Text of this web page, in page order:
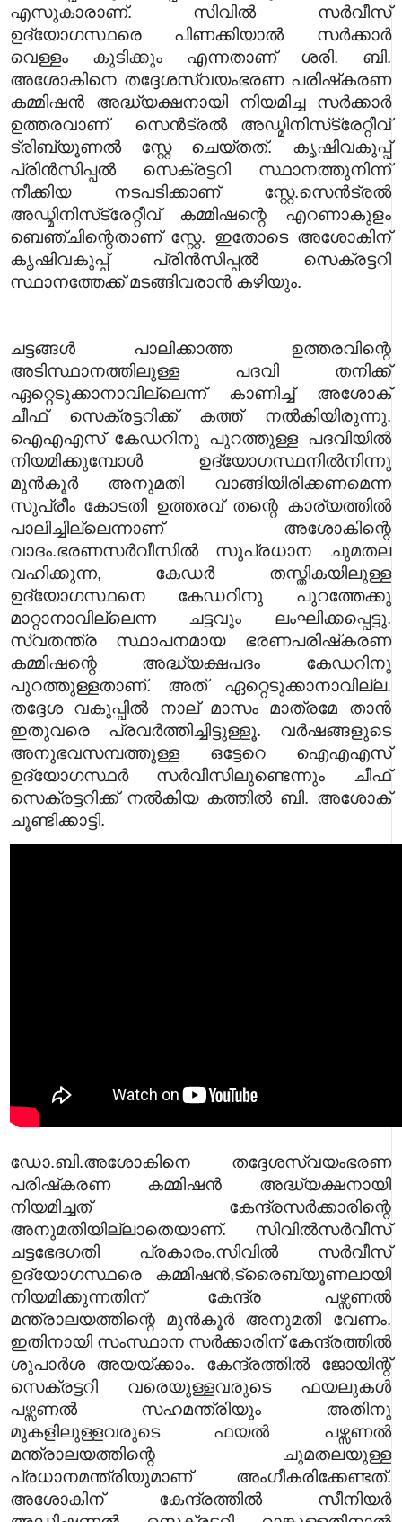
എസുകാരാണ്. സിവിൽ സർവീസ്
ഉദ്യോഗസ്ഥരെ പിണക്കിയാൽ സർക്കാർ
വെള്ളം കുടിക്കും എന്നതാണ് ശരി. ബി.
അശോകിനെ തദ്ദേശസ്വയംഭരണ പരിഷ്‌കരണ
കമ്മിഷൻ അദ്ധ്യക്ഷനായി നിയമിച്ച സർക്കാർ
ഉത്തരവാണ് സെൻട്രൽ അഡ്മിനിസ്‌ട്രേറ്റീവ്
ട്രിബ്യൂണൽ സ്റ്റേ ചെയ്തത്. കൃഷിവകുപ്പ്
പ്രിൻസിപ്പൽ സെക്രട്ടറി സ്ഥാനത്തുനിന്ന്
നീക്കിയ നടപടിക്കാണ് സ്റ്റേ.സെൻട്രൽ
അഡ്മിനിസ്‌ട്രേറ്റീവ് കമ്മിഷന്റെ എറണാകുളം
ബെഞ്ചിന്റെതാണ് സ്റ്റേ. ഇതോടെ അശോകിന്
കൃഷിവകുപ്പ് പ്രിൻസിപ്പൽ സെക്രട്ടറി
സ്ഥാനത്തേക്ക് മടങ്ങിവരാൻ കഴിയും.
ചട്ടങ്ങൾ പാലിക്കാത്ത ഉത്തരവിന്റെ
അടിസ്ഥാനത്തിലുള്ള പദവി തനിക്ക്
ഏറ്റെടുക്കാനാവില്ലെന്ന് കാണിച്ച് അശോക്
ചീഫ് സെക്രട്ടറിക്ക് കത്ത് നൽകിയിരുന്നു.
ഐഎഎസ് കേഡറിനു പുറത്തുള്ള പദവിയിൽ
നിയമിക്കുമ്പോൾ ഉദ്യോഗസ്ഥനിൽനിന്നു
മുൻകൂർ അനുമതി വാങ്ങിയിരിക്കണമെന്ന
സുപ്രീം കോടതി ഉത്തരവ് തന്റെ കാര്യത്തിൽ
പാലിച്ചില്ലെന്നാണ് അശോകിന്റെ
വാദം.ഭരണസർവീസിൽ സുപ്രധാന ചുമതല
വഹിക്കുന്ന, കേഡർ തസ്തികയിലുള്ള
ഉദ്യോഗസ്ഥനെ കേഡറിനു പുറത്തേക്കു
മാറ്റാനാവില്ലെന്ന ചട്ടവും ലംഘിക്കപ്പെട്ടു.
സ്വതന്ത്ര സ്ഥാപനമായ ഭരണപരിഷ്‌കരണ
കമ്മിഷന്റെ അദ്ധ്യക്ഷപദം കേഡറിനു
പുറത്തുള്ളതാണ്. അത് ഏറ്റെടുക്കാനാവില്ല.
തദ്ദേശ വകുപ്പിൽ നാല് മാസം മാത്രമേ താൻ
ഇതുവരെ പ്രവർത്തിച്ചിട്ടുള്ളൂ. വർഷങ്ങളുടെ
അനുഭവസമ്പത്തുള്ള ഒട്ടേറെ ഐഎഎസ്
ഉദ്യോഗസ്ഥർ സർവീസിലുണ്ടെന്നും ചീഫ്
സെക്രട്ടറിക്ക് നൽകിയ കത്തിൽ ബി. അശോക്
ചൂണ്ടിക്കാട്ടി.
ഡോ.ബി.അശോകിനെ തദ്ദേശസ്വയംഭരണ
പരിഷ്‌കരണ കമ്മിഷൻ അദ്ധ്യക്ഷനായി
നിയമിച്ചത് കേന്ദ്രസർക്കാരിന്റെ
അനുമതിയില്ലാതെയാണ്. സിവിൽസർവീസ്
ചട്ടഭേദഗതി പ്രകാരം,സിവിൽ സർവീസ്
ഉദ്യോഗസ്ഥരെ കമ്മിഷൻ,ട്രൈബ്യൂണലായി
നിയമിക്കുന്നതിന് കേന്ദ്ര പഴ്സണൽ
മന്ത്രാലയത്തിന്റെ മുൻകൂർ അനുമതി വേണം.
ഇതിനായി സംസ്ഥാന സർക്കാരിന് കേന്ദ്രത്തിൽ
ശുപാർശ അയയ്ക്കാം. കേന്ദ്രത്തിൽ ജോയിന്റ്
സെക്രട്ടറി വരെയുള്ളവരുടെ ഫയലുകൾ
പഴ്സണൽ സഹമന്ത്രിയും അതിനു
മുകളിലുള്ളവരുടെ ഫയൽ പഴ്സണൽ
മന്ത്രാലയത്തിന്റെ ചുമതലയുള്ള
പ്രധാനമന്ത്രിയുമാണ് അംഗീകരിക്കേണ്ടത്.
അശോകിന് കേന്ദ്രത്തിൽ സീനിയർ